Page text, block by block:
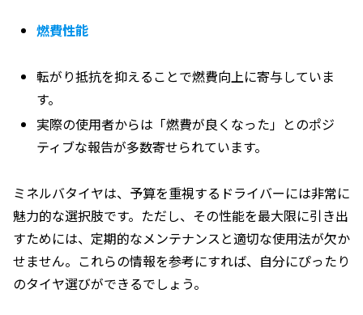
燃費性能
転がり抵抗を抑えることで燃費向上に寄与していま
す。
実際の使用者からは「燃費が良くなった」とのポジ
ティブな報告が多数寄せられています。
ミネルバタイヤは、予算を重視するドライバーには非常に
魅力的な選択肢です。ただし、その性能を最大限に引き出
すためには、定期的なメンテナンスと適切な使用法が欠か
せません。これらの情報を参考にすれば、自分にぴったり
のタイヤ選びができるでしょう。